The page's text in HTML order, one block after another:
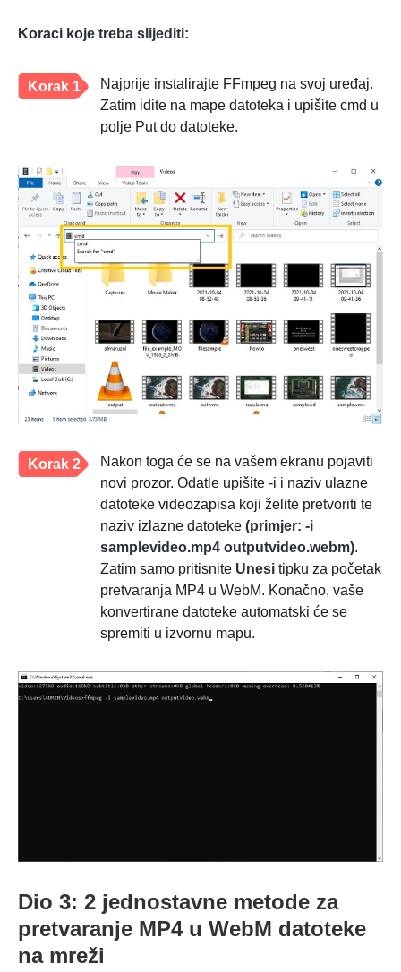
Koraci koje treba slijediti:
Korak 1
Najprije instalirajte FFmpeg na svoj uređaj.
Zatim idite na mape datoteka i upišite cmd u
polje Put do datoteke.
Korak 2
Nakon toga će se na vašem ekranu pojaviti
novi prozor. Odatle upišite -i i naziv ulazne
datoteke videozapisa koji želite pretvoriti te
naziv izlazne datoteke (primjer: -i
samplevideo.mp4 outputvideo.webm).
Zatim samo pritisnite Unesi tipku za početak
pretvaranja MP4 u WebM. Konačno, vaše
konvertirane datoteke automatski će se
spremiti u izvornu mapu.
Dio 3: 2 jednostavne metode za
pretvaranje MP4 u WebM datoteke
na mreži